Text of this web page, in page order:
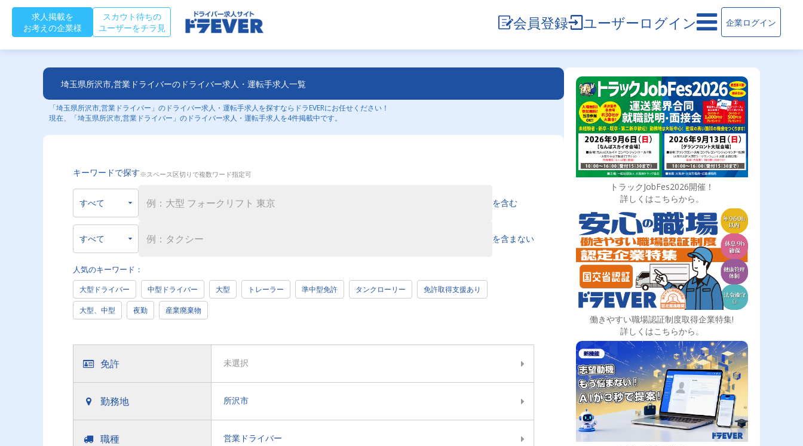
求人掲載を
お考えの企業様
スカウト待ちの
ユーザーをチラ見
会員登録 ユーザーログイン 企業ログイン
埼玉県所沢市,営業ドライバーのドライバー求人・運転手求人一覧
「埼玉県所沢市,営業ドライバー」のドライバー求人・運転手求人を探すならドラEVERにお任せください！
現在、「埼玉県所沢市,営業ドライバー」のドライバー求人・運転手求人を4件掲載中です。
キーワードで探す※スペース区切りで複数ワード指定可
を含む
を含まない
人気のキーワード：
大型ドライバー 中型ドライバー 大型 トレーラー 準中型免許 タンクローリー 免許取得支援あり
大型、中型 夜勤 産業廃棄物
免許 未選択
勤務地 所沢市
職種 営業ドライバー
トラックJobFes2026開催！
詳しくはこちらから。
働きやすい職場認証制度取得企業特集!
詳しくはこちらから。